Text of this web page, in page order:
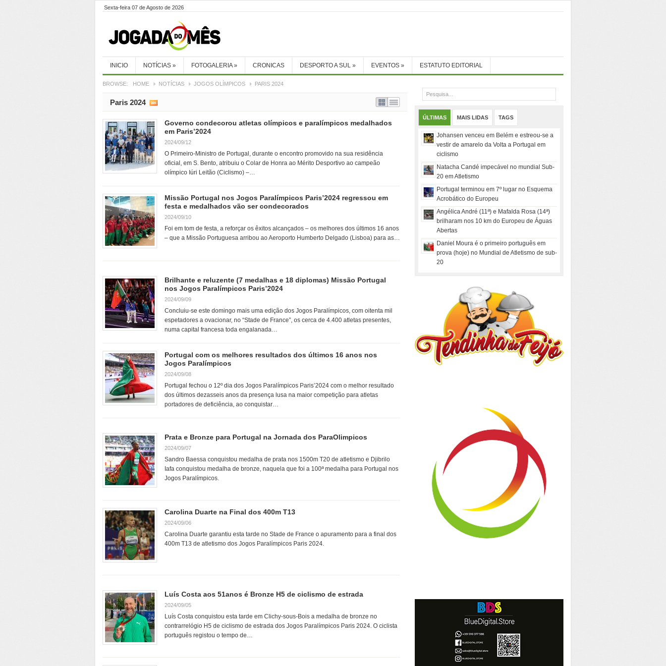
Sexta-feira 07 de Agosto de 2026
INICIO NOTÍCIAS » FOTOGALERIA» CRONICAS DESPORTO A SUL » EVENTOS » ESTATUTO EDITORIAL
BROWSE: HOME NOTÍCIAS JOGOS OLÍMPICOS PARIS 2024
Paris 2024
Governo condecorou atletas olímpicos e paralímpicos medalhados
em Paris’2024
2024/09/12
O Primeiro-Ministro de Portugal, durante o encontro promovido na sua residência
oficial, em S. Bento, atribuiu o Colar de Honra ao Mérito Desportivo ao campeão
olímpico Iúri Leitão (Ciclismo) –…
Missão Portugal nos Jogos Paralímpicos Paris’2024 regressou em
festa e medalhados vão ser condecorados
2024/09/10
Foi em tom de festa, a reforçar os êxitos alcançados – os melhores dos últimos 16 anos
– que a Missão Portuguesa arribou ao Aeroporto Humberto Delgado (Lisboa) para as…
Brilhante e reluzente (7 medalhas e 18 diplomas) Missão Portugal
nos Jogos Paralímpicos Paris’2024
2024/09/09
Concluiu-se este domingo mais uma edição dos Jogos Paralímpicos, com oitenta mil
espetadores a ovacionar, no “Stade de France”, os cerca de 4.400 atletas presentes,
numa capital francesa toda engalanada…
Portugal com os melhores resultados dos últimos 16 anos nos
Jogos Paralímpicos
2024/09/08
Portugal fechou o 12º dia dos Jogos Paralímpicos Paris’2024 com o melhor resultado
dos últimos dezasseis anos da presença lusa na maior competição para atletas
portadores de deficiência, ao conquistar…
Prata e Bronze para Portugal na Jornada dos ParaOlimpicos
2024/09/07
Sandro Baessa conquistou medalha de prata nos 1500m T20 de atletismo e Djibrilo
Iafa conquistou medalha de bronze, naquela que foi a 100ª medalha para Portugal nos
Jogos Paralímpicos.
Carolina Duarte na Final dos 400m T13
2024/09/06
Carolina Duarte garantiu esta tarde no Stade de France o apuramento para a final dos
400m T13 de atletismo dos Jogos Paralímpicos Paris 2024.
Luís Costa aos 51anos é Bronze H5 de ciclismo de estrada
2024/09/05
Luís Costa conquistou esta tarde em Clichy-sous-Bois a medalha de bronze no
contrarrelógio H5 de ciclismo de estrada dos Jogos Paralímpicos Paris 2024. O ciclista
português registou o tempo de…
ÚLTIMAS MAIS LIDAS TAGS
Johansen venceu em Belém e estreou-se a
vestir de amarelo da Volta a Portugal em
ciclismo
Natacha Candé impecável no mundial Sub-
20 em Atletismo
Portugal terminou em 7º lugar no Esquema
Acrobático do Europeu
Angélica André (11ª) e Mafalda Rosa (14ª)
brilharam nos 10 km do Europeu de Águas
Abertas
Daniel Moura é o primeiro português em
prova (hoje) no Mundial de Atletismo de sub-
20